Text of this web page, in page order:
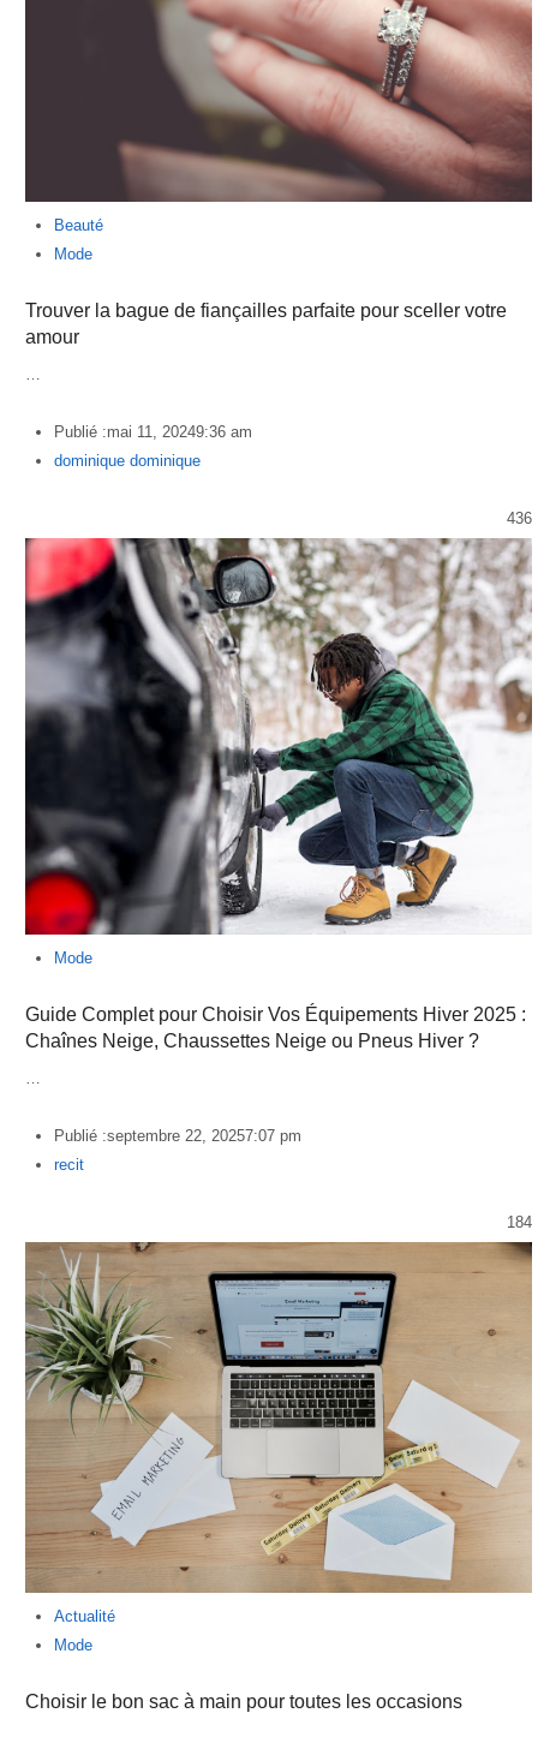
Beauté
Mode
Trouver la bague de fiançailles parfaite pour sceller votre
amour
…
Publié :mai 11, 20249:36 am
Author
dominique dominique
436
Mode
Guide Complet pour Choisir Vos Équipements Hiver 2025 :
Chaînes Neige, Chaussettes Neige ou Pneus Hiver ?
…
Publié :septembre 22, 20257:07 pm
Author
recit
184
Actualité
Mode
Choisir le bon sac à main pour toutes les occasions